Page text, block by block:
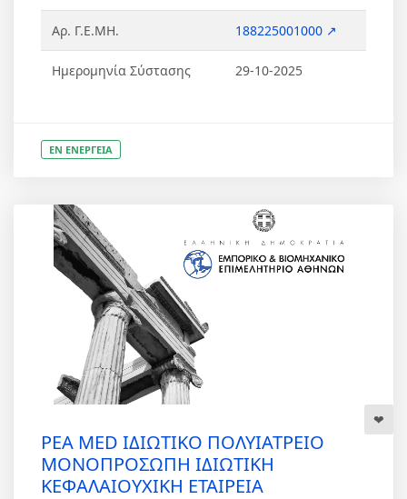
Αρ. Γ.Ε.ΜΗ. 188225001000 ↗
Ημερομηνία Σύστασης 29-10-2025
ΕΝ ΕΝΕΡΓΕΙΑ
ΡΕΑ MED ΙΔΙΩΤΙΚΟ ΠΟΛΥΙΑΤΡΕΙΟ
ΜΟΝΟΠΡΟΣΩΠΗ ΙΔΙΩΤΙΚΗ
ΚΕΦΑΛΑΙΟΥΧΙΚΗ ΕΤΑΙΡΕΙΑ